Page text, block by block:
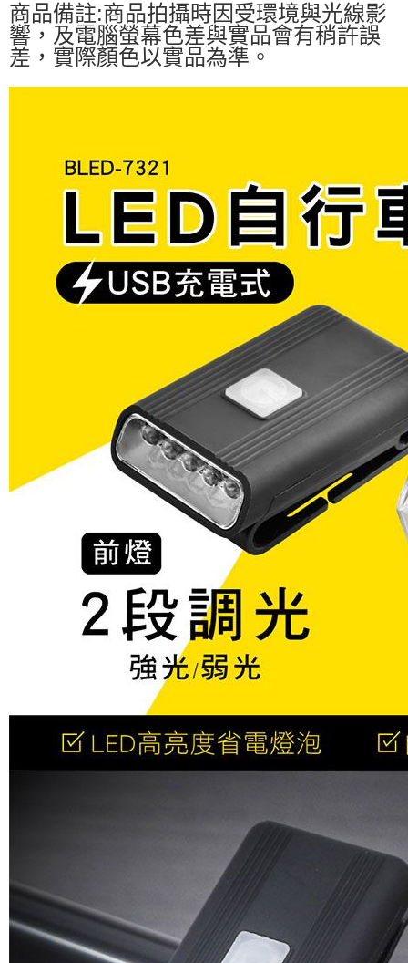
商品備註:商品拍攝時因受環境與光線影
響，及電腦螢幕色差與實品會有稍許誤
差，實際顏色以實品為準。